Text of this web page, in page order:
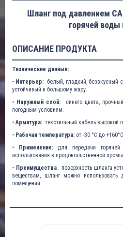
Шланг под давлением
горячей воды
ОПИСАНИЕ ПРОДУКТА
Технические данные:
• Интерьер: белый, гладкий, безвкусный
устойчивый к большому жару.
• Наружный слой: синего цвета,
погодным условиям.
•Арматура: текстильный кабель высокой
• Рабочая температура: от -30 °C до
•
Применение:для передачи
использования в продовольственной
• Преимущества: поверхность шланга
веществам, шланг можно
помещений.